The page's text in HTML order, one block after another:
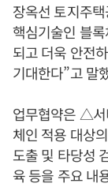
장옥선 토지주
핵심기술인 블
되고 더욱 안전
기대한다”고 말
업무협약은 △
체인 적용 대상
도출 및 타당성
육 등을 주요 내